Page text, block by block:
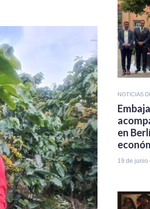
NOTICIAS
en
19 de junio